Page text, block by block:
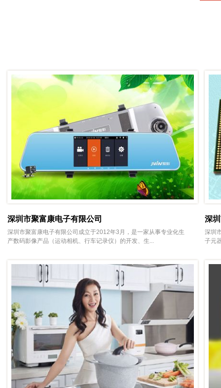
深圳市聚富康电子有限公司
深圳市聚富康电子有限公司成立于2012年3月，是一家从事专业化生
产数码影像产品（运动相机、行车记录仪）的开发、生...
深
深圳
子元